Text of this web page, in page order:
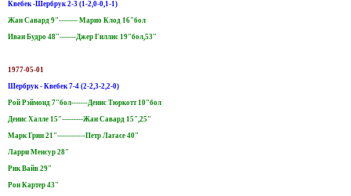
Квебек -Шербрук 2-3 (1-2,0-0,1-1)
Жан Савард 9"-------- Марио Клод 16"бол
Иван Будро 48"-------Джер Гиллис 19"бол,53"
1977-05-01
Шербрук - Квебек 7-4 (2-2,3-2,2-0)
Рой Рэймонд 7"бол-------Денис Тюркотт 10"бол
Денис Халле 15"---------Жан Савард 15",25"
Марк Грин 21"------------Петр Лагасе 40"
Ларри Менсур 28"
Рик Вайв 29"
Рон Картер 43"